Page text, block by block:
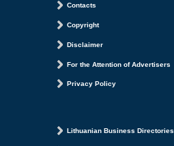
Contacts
Copyright
Disclaimer
For the Attention of Advertisers
Privacy Policy
Lithuanian Business Directories